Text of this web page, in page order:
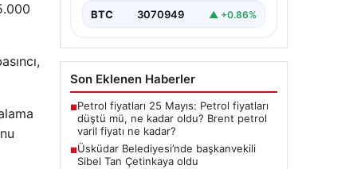
BTC 3070949 ▲ +0.86%
Son Eklenen Haberler
■Petrol fiyatları 25 Mayıs: Petrol fiyatları
düştü mü, ne kadar oldu? Brent petrol
varil fiyatı ne kadar?
■Üsküdar Belediyesi’nde başkanvekili
Sibel Tan Çetinkaya oldu